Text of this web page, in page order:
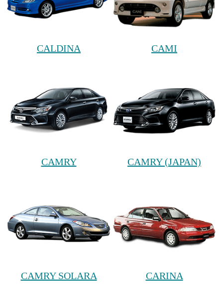
CALDINA CAMI
CAMRY CAMRY (JAPAN)
CAMRY SOLARA CARINA